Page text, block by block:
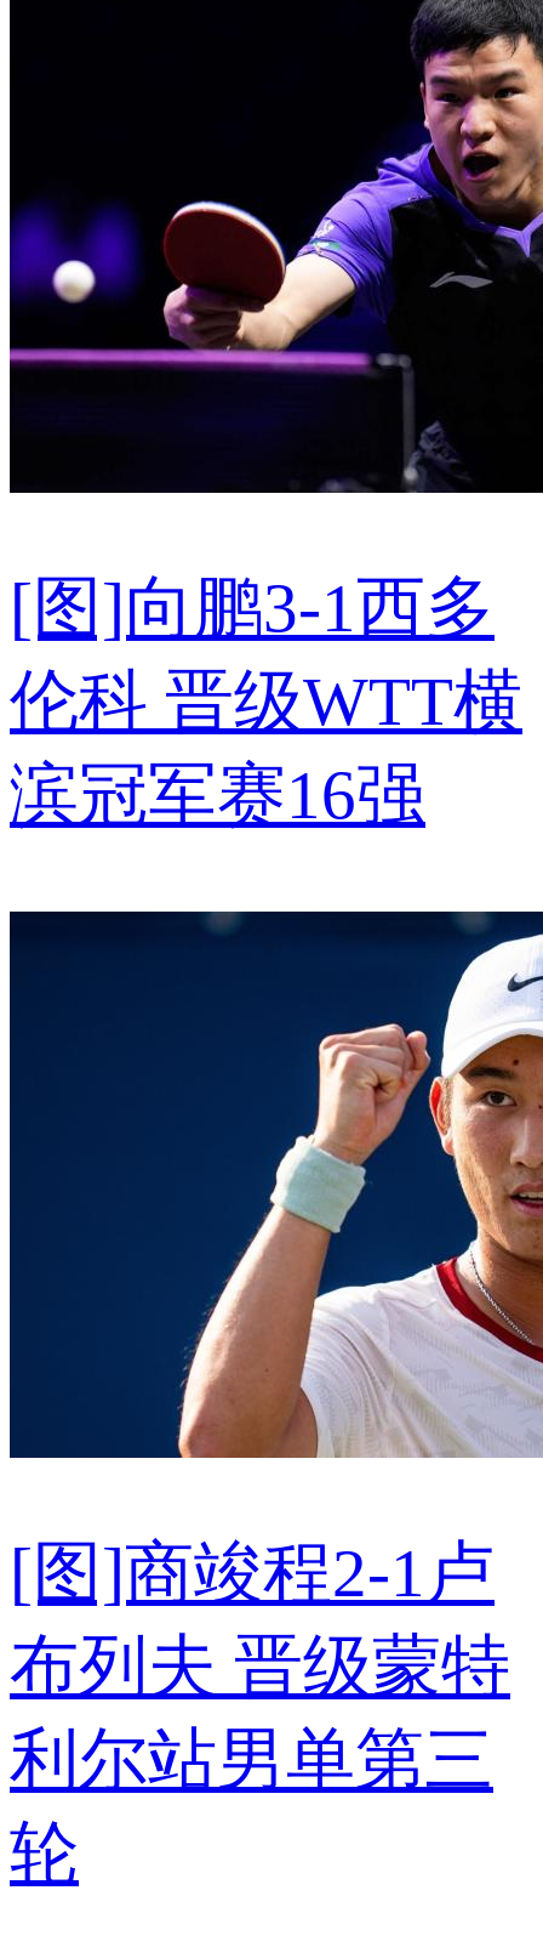
[图]向鹏3-1西多
伦科 晋级WTT横
滨冠军赛16强
[图]商竣程2-1卢
布列夫 晋级蒙特
利尔站男单第三
轮